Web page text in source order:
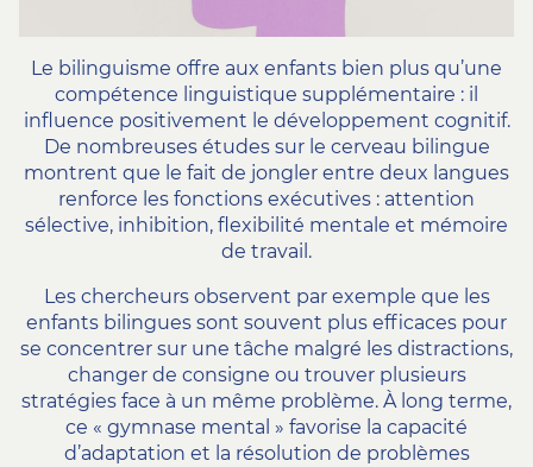
Le bilinguisme offre aux enfants bien plus qu’une
compétence linguistique supplémentaire : il
influence positivement le développement cognitif.
De nombreuses études sur le cerveau bilingue
montrent que le fait de jongler entre deux langues
renforce les fonctions exécutives : attention
sélective, inhibition, flexibilité mentale et mémoire
de travail.
Les chercheurs observent par exemple que les
enfants bilingues sont souvent plus efficaces pour
se concentrer sur une tâche malgré les distractions,
changer de consigne ou trouver plusieurs
stratégies face à un même problème. À long terme,
ce « gymnase mental » favorise la capacité
d’adaptation et la résolution de problèmes